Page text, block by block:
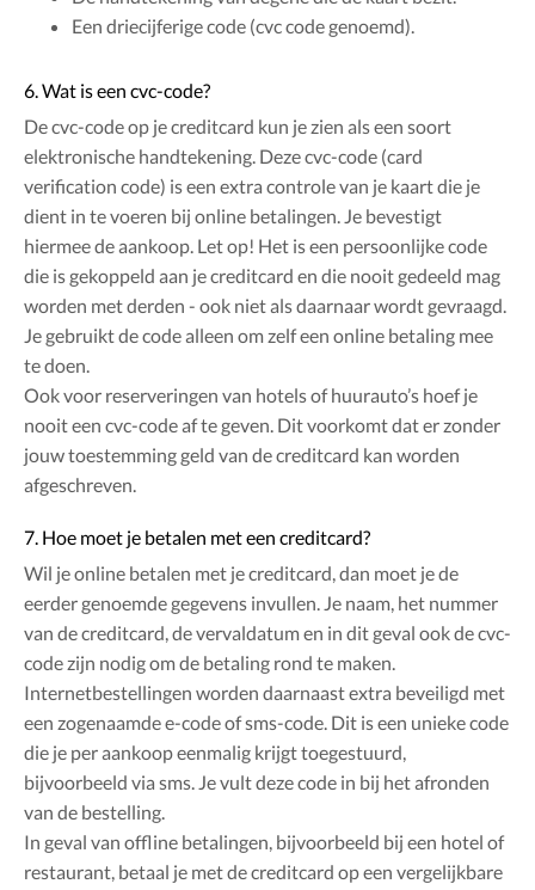
Een driecijferige code (cvc code genoemd).
6. Wat is een cvc-code?
De cvc-code op je creditcard kun je zien als een soort
elektronische handtekening. Deze cvc-code (card
verification code) is een extra controle van je kaart die je
dient in te voeren bij online betalingen. Je bevestigt
hiermee de aankoop. Let op! Het is een persoonlijke code
die is gekoppeld aan je creditcard en die nooit gedeeld mag
worden met derden - ook niet als daarnaar wordt gevraagd.
Je gebruikt de code alleen om zelf een online betaling mee
te doen.
Ook voor reserveringen van hotels of huurauto’s hoef je
nooit een cvc-code af te geven. Dit voorkomt dat er zonder
jouw toestemming geld van de creditcard kan worden
afgeschreven.
7. Hoe moet je betalen met een creditcard?
Wil je online betalen met je creditcard, dan moet je de
eerder genoemde gegevens invullen. Je naam, het nummer
van de creditcard, de vervaldatum en in dit geval ook de cvc-
code zijn nodig om de betaling rond te maken.
Internetbestellingen worden daarnaast extra beveiligd met
een zogenaamde e-code of sms-code. Dit is een unieke code
die je per aankoop eenmalig krijgt toegestuurd,
bijvoorbeeld via sms. Je vult deze code in bij het afronden
van de bestelling.
In geval van offline betalingen, bijvoorbeeld bij een hotel of
restaurant, betaal je met de creditcard op een vergelijkbare